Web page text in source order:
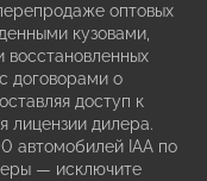
оптовых
кузовами,
восстановленных
договорами о
доступ к
лицензии дилера.
автомобилей IAA по
— исключите